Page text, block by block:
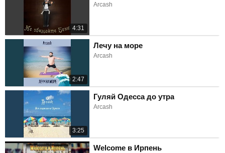
4:31
Arcash
2:47
Лечу на море
Arcash
3:25
Гуляй Одесса до утра
Arcash
Welcome в Ирпень